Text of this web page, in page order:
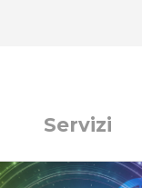
Servizi